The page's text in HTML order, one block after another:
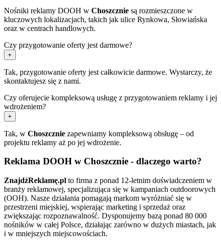
Nośniki reklamy DOOH w Choszcznie są rozmieszczone w
kluczowych lokalizacjach, takich jak ulice Rynkowa, Słowiańska
oraz w centrach handlowych.
Czy przygotowanie oferty jest darmowe?
+
Tak, przygotowanie oferty jest całkowicie darmowe. Wystarczy, że
skontaktujesz się z nami.
Czy oferujecie kompleksową usługę z przygotowaniem reklamy i jej
wdrożeniem?
+
Tak, w Choszcznie zapewniamy kompleksową obsługę – od
projektu reklamy aż po jej wdrożenie.
Reklama DOOH w Choszcznie - dlaczego warto?
ZnajdźReklamę.pl to firma z ponad 12-letnim doświadczeniem w
branży reklamowej, specjalizująca się w kampaniach outdoorowych
(OOH). Nasze działania pomagają markom wyróżniać się w
przestrzeni miejskiej, wspierając marketing i sprzedaż oraz
zwiększając rozpoznawalność. Dysponujemy bazą ponad 80 000
nośników w całej Polsce, działając zarówno w dużych miastach, jak
i w mniejszych miejscowościach.